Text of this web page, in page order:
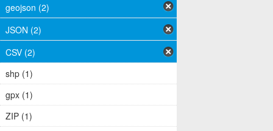
geojson (2)
JSON (2)
CSV (2)
shp (1)
gpx (1)
ZIP (1)